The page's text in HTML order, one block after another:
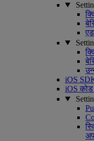
iOS
iOS कोड